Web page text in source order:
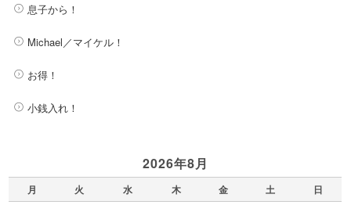
息子から！
Michael／マイケル！
お得！
小銭入れ！
2026年8月
月 火 水 木 金 土 日